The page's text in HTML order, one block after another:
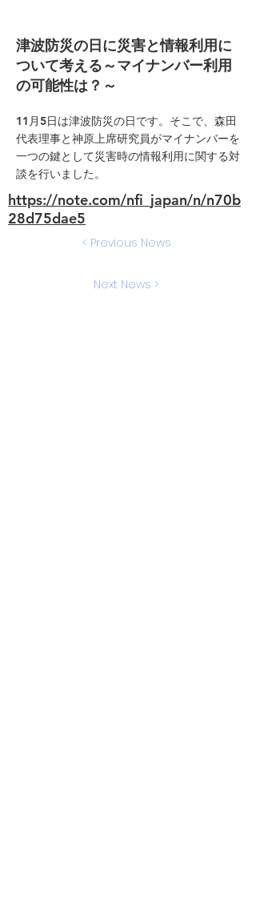
津波防災の日に災害と情報利用に
ついて考える～マイナンバー利用
の可能性は？～
11月5日は津波防災の日です。そこで、森田
代表理事と神原上席研究員がマイナンバーを
一つの鍵として災害時の情報利用に関する対
談を行いました。
https://note.com/nfi_japan/n/n70b
28d75dae5
< Previous News
Next News >